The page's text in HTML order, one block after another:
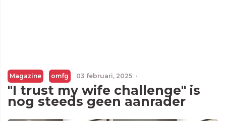
Magazine omfg 03 februari, 2025 ·
"I trust my wife challenge" is
nog steeds geen aanrader